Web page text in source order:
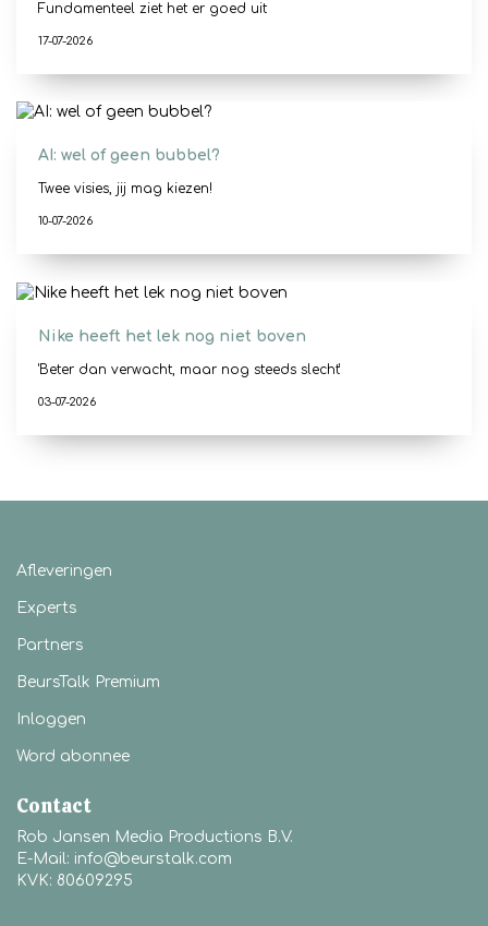
Fundamenteel ziet het er goed uit
17-07-2026
AI: wel of geen bubbel?
Twee visies, jij mag kiezen!
10-07-2026
Nike heeft het lek nog niet boven
'Beter dan verwacht, maar nog steeds slecht'
03-07-2026
Afleveringen
Experts
Partners
BeursTalk Premium
Inloggen
Word abonnee
Contact
Rob Jansen Media Productions B.V.
E-Mail: info@beurstalk.com
KVK: 80609295